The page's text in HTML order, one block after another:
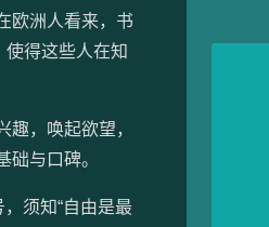
欧洲人看来，书
得这些人在知
，唤起欲望，
与口碑。
须知“自由是最